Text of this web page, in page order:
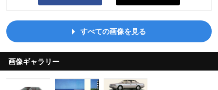
すべての画像を見る
画像ギャラリー